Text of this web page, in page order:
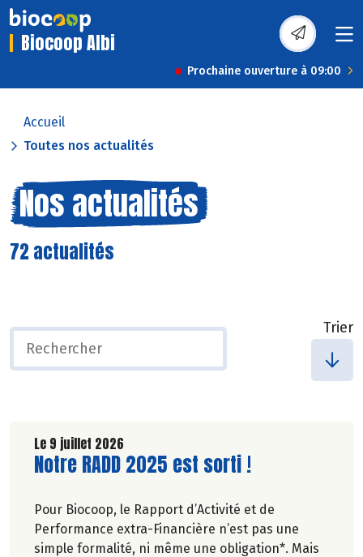
Biocoop Albi
Prochaine ouverture à 09:00
Accueil
Toutes nos actualités
Nos actualités
72 actualités
Trier
Le 9 juillet 2026
Lire la suite de l'article
Notre RADD 2025 est sorti !
Pour Biocoop, le Rapport d’Activité et de
Performance extra-Financière n’est pas une
simple formalité, ni même une obligation*. Mais